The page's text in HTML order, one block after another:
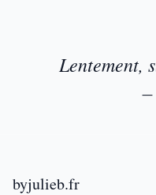
Lentement,
—
byjulieb.fr